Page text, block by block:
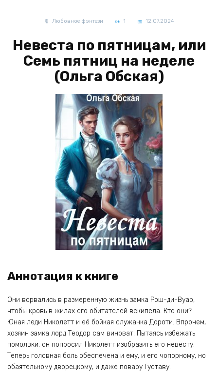
Любовное фэнтези 1 12.07.2024
Невеста по пятницам, или
Семь пятниц на неделе
(Ольга Обская)
Аннотация к книге
Они ворвались в размеренную жизнь замка Рош-ди-Вуар,
чтобы кровь в жилах его обитателей вскипела. Кто они?
Юная леди Николетт и её бойкая служанка Дороти. Впрочем,
хозяин замка лорд Теодор сам виноват. Пытаясь избежать
помолвки, он попросил Николетт изобразить его невесту.
Теперь головная боль обеспечена и ему, и его чопорному, но
обаятельному дворецкому, и даже повару Густаву.